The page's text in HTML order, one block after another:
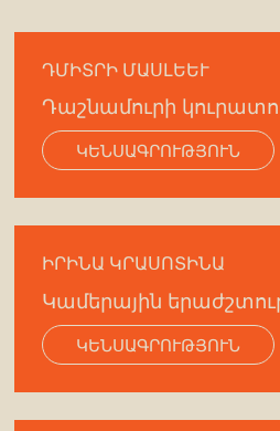
ԴՄԻՏՐԻ ՄԱՍԼԵԵՒ
Դաշնամուրի
ԿԵՆՍԱԳՐՈՒԹՅՈՒՆ
ԻՐԻՆԱ ԿՐԱՍՈՏԻՆԱ
Կամերային
ԿԵՆՍԱԳՐՈՒԹՅՈՒՆ